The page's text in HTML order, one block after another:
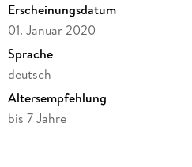
Erscheinungsdatum
01. Januar 2020
Sprache
deutsch
Altersempfehlung
bis 7 Jahre